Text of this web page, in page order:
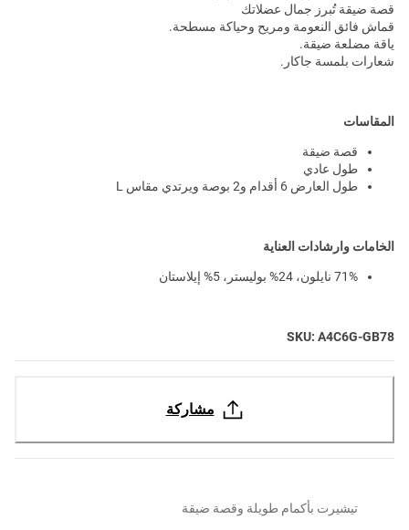
قصة ضيقة تُبرز جمال عضلاتك
قماش فائق النعومة ومريح وحياكة مسطحة.
ياقة مضلعة ضيقة.
شعارات بلمسة جاكار.
المقاسات
قصة ضيقة
طول عادي
طول العارض 6 أقدام و2 بوصة ويرتدي مقاس L
الخامات وارشادات العناية
71% نايلون، 24% بوليستر، 5% إيلاستان
SKU: A4C6G-GB78
مشاركة
تيشيرت بأكمام طويلة وقصة ضيقة